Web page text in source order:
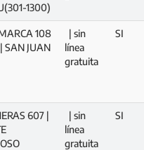
1300)
108
SAN JUAN
| sin
línea
gratuita
SI
607 |
| sin
línea
gratuita
SI